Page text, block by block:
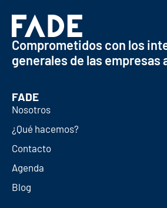
Comprometidos con los
generales de las empresas
FADE
Nosotros
¿Qué hacemos?
Contacto
Agenda
Blog